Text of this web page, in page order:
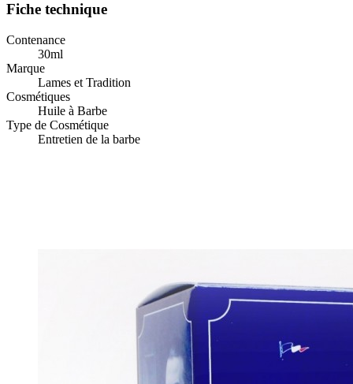
Fiche technique
Contenance
30ml
Marque
Lames et Tradition
Cosmétiques
Huile à Barbe
Type de Cosmétique
Entretien de la barbe